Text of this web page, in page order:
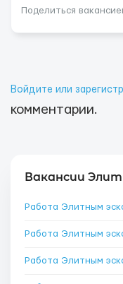
Поделиться
Войдите или
комментарии.
Вакансии
Работа Элитным
Работа Элитным
Работа Элитным